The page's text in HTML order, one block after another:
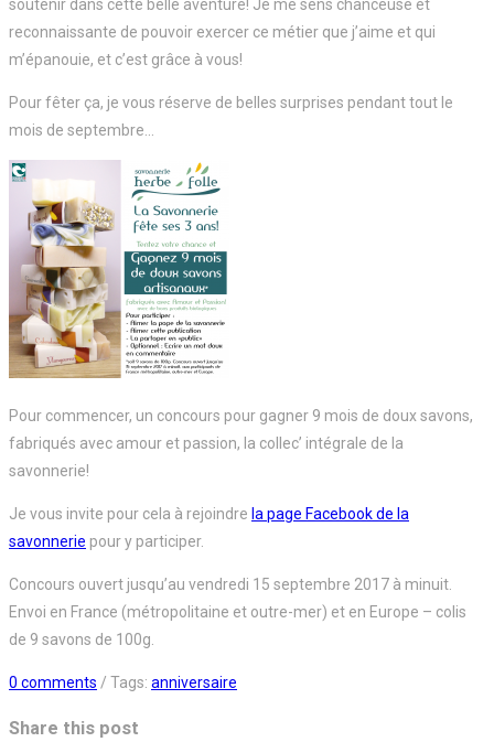
soutenir dans cette belle aventure! Je me sens chanceuse et
reconnaissante de pouvoir exercer ce métier que j’aime et qui
m’épanouie, et c’est grâce à vous!
Pour fêter ça, je vous réserve de belles surprises pendant tout le
mois de septembre…
Pour commencer, un concours pour gagner 9 mois de doux savons,
fabriqués avec amour et passion, la collec’ intégrale de la
savonnerie!
Je vous invite pour cela à rejoindre la page Facebook de la
savonnerie pour y participer.
Concours ouvert jusqu’au vendredi 15 septembre 2017 à minuit.
Envoi en France (métropolitaine et outre-mer) et en Europe – colis
de 9 savons de 100g.
0 comments / Tags: anniversaire
Share this post